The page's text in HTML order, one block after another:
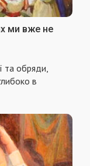
ми вже не
та обряди,
в